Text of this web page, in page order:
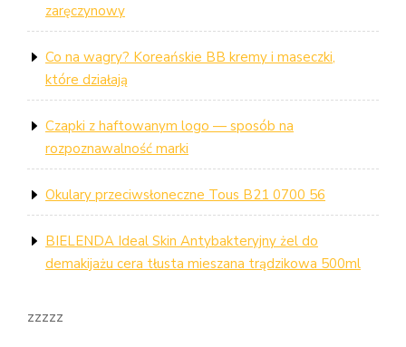
zaręczynowy
Co na wagry? Koreańskie BB kremy i maseczki,
które działają
Czapki z haftowanym logo — sposób na
rozpoznawalność marki
Okulary przeciwsłoneczne Tous B21 0700 56
BIELENDA Ideal Skin Antybakteryjny żel do
demakijażu cera tłusta mieszana trądzikowa 500ml
zzzzz